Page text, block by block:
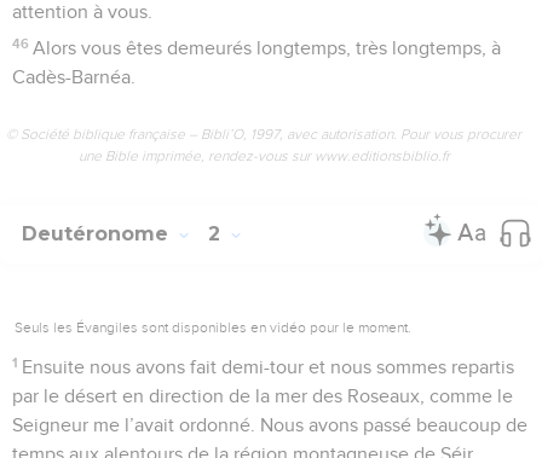
attention à vous.
46 Alors vous êtes demeurés longtemps, très longtemps, à
Cadès-Barnéa.
© Société biblique française – Bibli’O, 1997, avec autorisation. Pour vous procurer
une Bible imprimée, rendez-vous sur www.editionsbiblio.fr
Deutéronome 2
Seuls les Évangiles sont disponibles en vidéo pour le moment.
1 Ensuite nous avons fait demi-tour et nous sommes repartis
par le désert en direction de la mer des Roseaux, comme le
Seigneur me l’avait ordonné. Nous avons passé beaucoup de
temps aux alentours de la région montagneuse de Séir.